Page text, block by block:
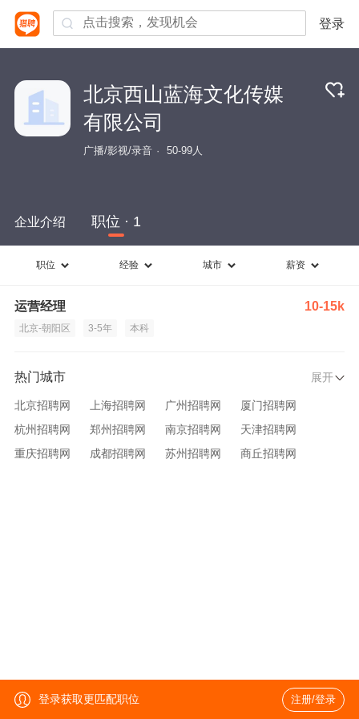
登录
北京西山蓝海文化传媒
有限公司
广播/影视/录音 50-99人
企业介绍 职位 · 1
职位 经验 城市 薪资
运营经理 10-15k
北京-朝阳区 3-5年 本科
热门城市 展开
北京招聘网 上海招聘网 广州招聘网
厦门招聘网
杭州招聘网
郑州招聘网 南京招聘网
天津招聘网
重庆招聘网
成都招聘网 苏州招聘网
商丘招聘网
登录获取更匹配职位 注册/登录